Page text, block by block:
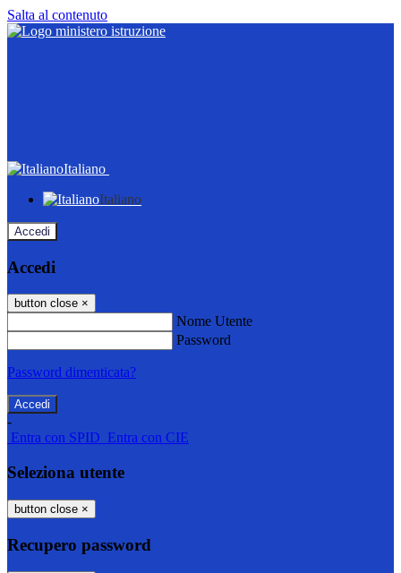
Salta al contenuto
Italiano
Italiano
Accedi
Accedi
button close ×
Nome Utente
Password
Password dimenticata?
-
Entra con SPID Entra con CIE
Seleziona utente
button close ×
Recupero password